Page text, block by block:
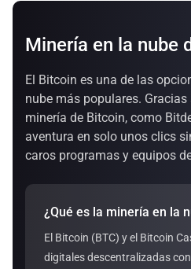
Minería en la nube
El Bitcoin es una de las
nube más populares.
minería de Bitcoin, como
aventura en solo unos clics
caros programas y equipos
¿Qué es la minería en la
El Bitcoin (BTC) y el Bitcoin
digitales descentralizadas